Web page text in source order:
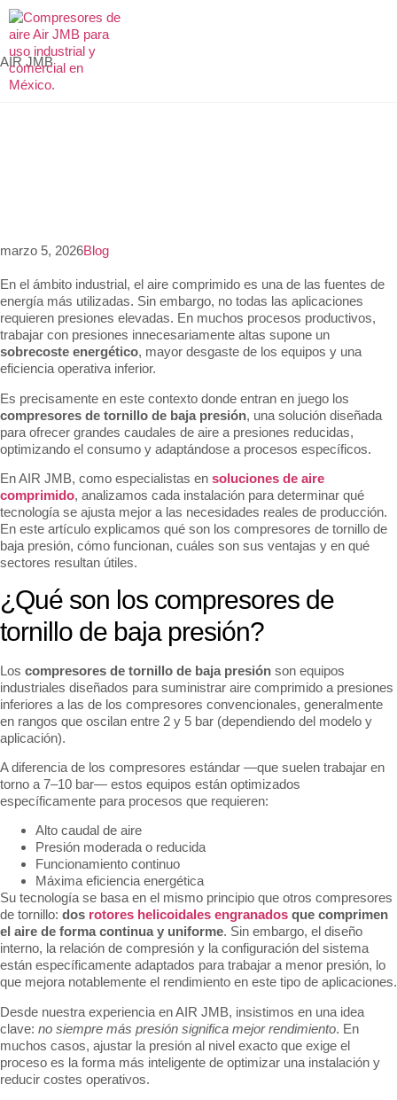
AIR JMB
marzo 5, 2026Blog
En el ámbito industrial, el aire comprimido es una de las fuentes de
energía más utilizadas. Sin embargo, no todas las aplicaciones
requieren presiones elevadas. En muchos procesos productivos,
trabajar con presiones innecesariamente altas supone un
sobrecoste energético, mayor desgaste de los equipos y una
eficiencia operativa inferior.
Es precisamente en este contexto donde entran en juego los
compresores de tornillo de baja presión, una solución diseñada
para ofrecer grandes caudales de aire a presiones reducidas,
optimizando el consumo y adaptándose a procesos específicos.
En AIR JMB, como especialistas en soluciones de aire
comprimido, analizamos cada instalación para determinar qué
tecnología se ajusta mejor a las necesidades reales de producción.
En este artículo explicamos qué son los compresores de tornillo de
baja presión, cómo funcionan, cuáles son sus ventajas y en qué
sectores resultan útiles.
¿Qué son los compresores de
tornillo de baja presión?
Los compresores de tornillo de baja presión son equipos
industriales diseñados para suministrar aire comprimido a presiones
inferiores a las de los compresores convencionales, generalmente
en rangos que oscilan entre 2 y 5 bar (dependiendo del modelo y
aplicación).
A diferencia de los compresores estándar —que suelen trabajar en
torno a 7–10 bar— estos equipos están optimizados
específicamente para procesos que requieren:
Alto caudal de aire
Presión moderada o reducida
Funcionamiento continuo
Máxima eficiencia energética
Su tecnología se basa en el mismo principio que otros compresores
de tornillo: dos rotores helicoidales engranados que comprimen
el aire de forma continua y uniforme. Sin embargo, el diseño
interno, la relación de compresión y la configuración del sistema
están específicamente adaptados para trabajar a menor presión, lo
que mejora notablemente el rendimiento en este tipo de aplicaciones.
Desde nuestra experiencia en AIR JMB, insistimos en una idea
clave: no siempre más presión significa mejor rendimiento. En
muchos casos, ajustar la presión al nivel exacto que exige el
proceso es la forma más inteligente de optimizar una instalación y
reducir costes operativos.